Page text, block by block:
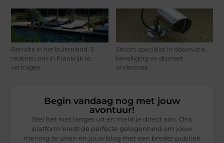
Retraite in het buitenland: 5
redenen om in Frankrijk te
vertragen
Sitcon: specialist in observatie,
beveiliging en discreet
onderzoek
Begin vandaag nog met jouw
avontuur!
Stel het niet langer uit en meld je direct aan. Ons
platform biedt de perfecte gelegenheid om jouw
mening te uiten en jouw blog met een breder publiek